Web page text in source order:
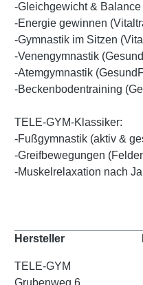
-Gleichgewicht &
-Energie gewinnen
-Gymnastik im Sitzen
-Venengymnastik
-Atemgymnastik
-Beckenbodentraining
TELE-GYM-Klassiker:
-Fußgymnastik (aktiv &
-Greifbewegungen
-Muskelrelaxation nach
Hersteller
TELE-GYM
Grubenweg 6